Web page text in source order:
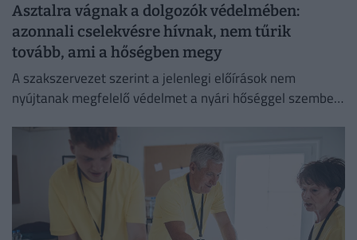
Asztalra vágnak a dolgozók védelmében:
azonnali cselekvésre hívnak, nem tűrik
tovább, ami a hőségben megy
A szakszervezet szerint a jelenlegi előírások nem
nyújtanak megfelelő védelmet a nyári hőséggel szemben,
védelmében.